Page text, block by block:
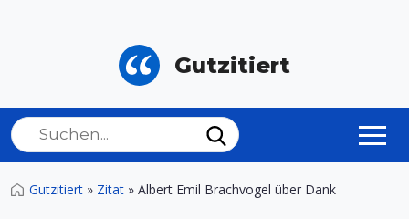
Gutzitiert
Gutzitiert » Zitat » Albert Emil Brachvogel über Dank